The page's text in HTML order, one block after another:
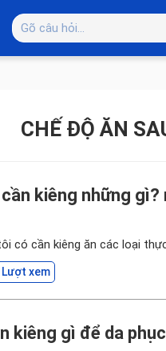
CHẾ ĐỘ ĂN
kiêng những
có cần kiêng ăn các loại
Lượt xem
kiêng gì để da